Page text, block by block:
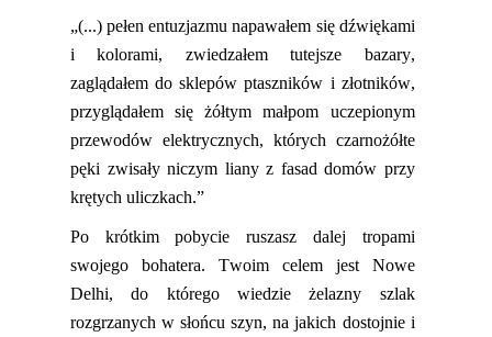
„(...) pełen entuzjazmu napawałem się dźwiękami
i kolorami, zwiedzałem tutejsze bazary,
zaglądałem do sklepów ptaszników i złotników,
przyglądałem się żółtym małpom uczepionym
przewodów elektrycznych, których czarnożółte
pęki zwisały niczym liany z fasad domów przy
krętych uliczkach.”
Po krótkim pobycie ruszasz dalej tropami
swojego bohatera. Twoim celem jest Nowe
Delhi, do którego wiedzie żelazny szlak
rozgrzanych w słońcu szyn, najakich dostojnie i